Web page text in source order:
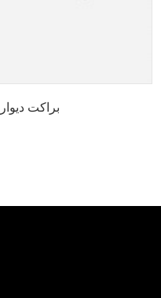
براکت